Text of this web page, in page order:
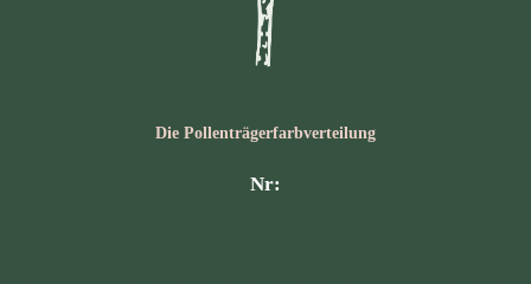
Die Pollen­trägerfarb­verteilung
Nr: